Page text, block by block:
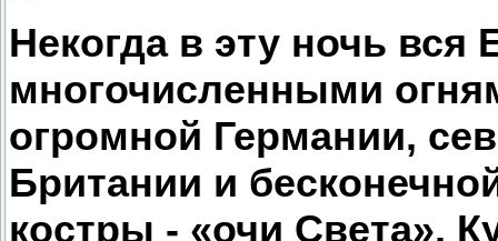
Некогда в эту ночь
многочисленными
огромной Германии,
Британии и
костры - «очи Света».